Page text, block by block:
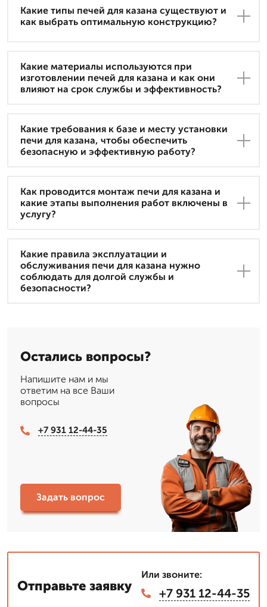
Какие типы печей для казана существуют и
как выбрать оптимальную конструкцию?
Какие материалы используются при
изготовлении печей для казана и как они
влияют на срок службы и эффективность?
Какие требования к базе и месту установки
печи для казана, чтобы обеспечить
безопасную и эффективную работу?
Как проводится монтаж печи для казана и
какие этапы выполнения работ включены в
услугу?
Какие правила эксплуатации и
обслуживания печи для казана нужно
соблюдать для долгой службы и
безопасности?
Остались вопросы?
Напишите нам и мы
ответим на все Ваши
вопросы
+7 931 12-44-35
Задать вопрос
Отправьте заявку
Или звоните:
+7 931 12-44-35